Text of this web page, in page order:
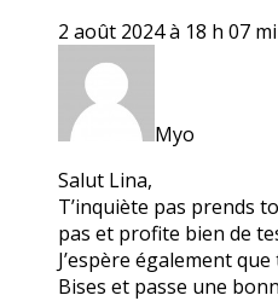
2 août 2024 à 18 h 07
Myo
Salut Lina,
T’inquiète pas prends
pas et profite bien de
J’espère également
Bises et passe une